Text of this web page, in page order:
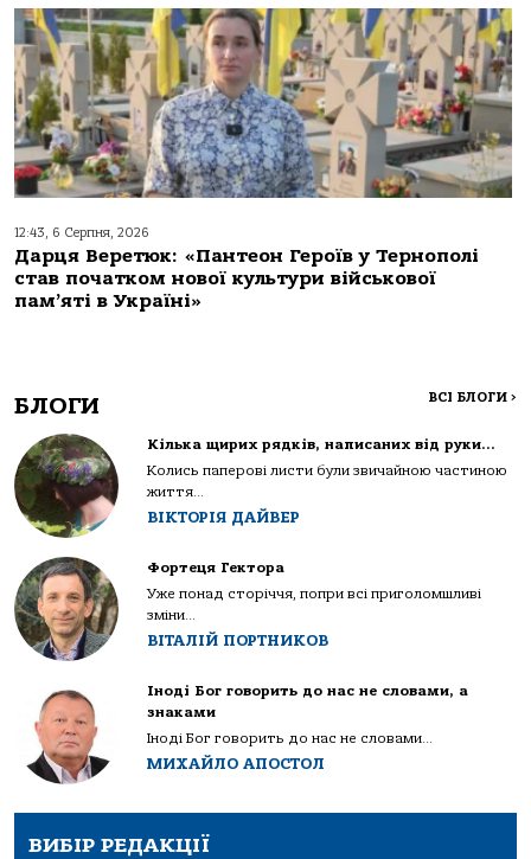
12:43, 6 Серпня, 2026
Дарця Веретюк: «Пантеон Героїв у Тернополі
став початком нової культури військової
пам’яті в Україні»
БЛОГИ ВСІ БЛОГИ >
Кілька щирих рядків, написаних від руки…
Колись паперові листи були звичайною частиною
життя...
ВІКТОРІЯ ДАЙВЕР
Фортеця Гектора
Уже понад сторіччя, попри всі приголомшливі
зміни...
ВІТАЛІЙ ПОРТНИКОВ
Іноді Бог говорить до нас не словами, а
знаками
Іноді Бог говорить до нас не словами...
МИХАЙЛО АПОСТОЛ
ВИБІР РЕДАКЦІЇ